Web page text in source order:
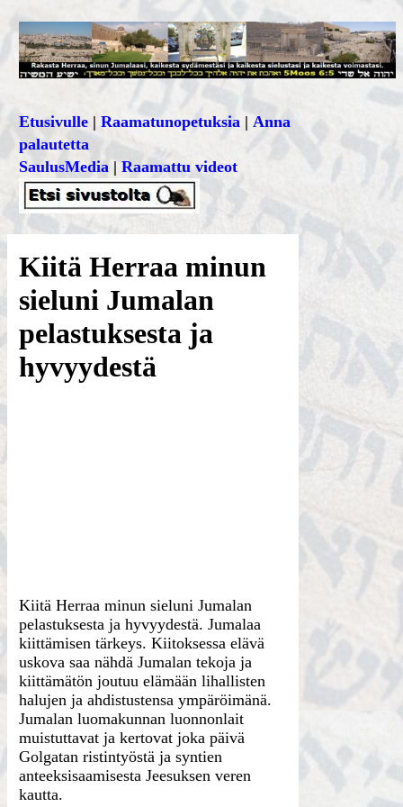
Etusivulle |Raamatunopetuksia |Anna
palautetta
SaulusMedia |Raamattu videot
Kiitä Herraa minun
sieluni Jumalan
pelastuksesta ja
hyvyydestä
Kiitä Herraa minun sieluni Jumalan
pelastuksesta ja hyvyydestä. Jumalaa
kiittämisen tärkeys. Kiitoksessa elävä
uskova saa nähdä Jumalan tekoja ja
kiittämätön joutuu elämään lihallisten
halujen ja ahdistustensa ympäröimänä.
Jumalan luomakunnan luonnonlait
muistuttavat ja kertovat joka päivä
Golgatan ristintyöstä ja syntien
anteeksisaamisesta Jeesuksen veren
kautta.